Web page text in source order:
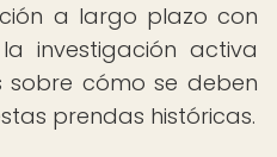
a largo plazo con
investigación activa
cómo se deben
prendas históricas.